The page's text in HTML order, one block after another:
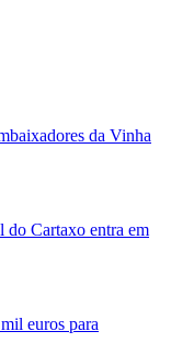
da Vinha
do Cartaxo entra em
euros para